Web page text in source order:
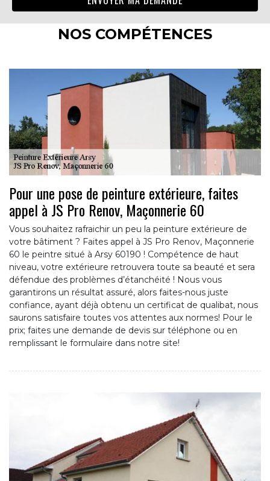
NOS COMPÉTENCES
Pour une pose de peinture extérieure, faites
appel à JS Pro Renov, Maçonnerie 60
Vous souhaitez rafraichir un peu la peinture extérieure de
votre bâtiment ? Faites appel à JS Pro Renov, Maçonnerie
60 le peintre situé à Arsy 60190 ! Compétence de haut
niveau, votre extérieure retrouvera toute sa beauté et sera
défendue des problèmes d’étanchéité ! Nous vous
garantirons un résultat assuré, alors faites-nous juste
confiance, ayant déjà obtenu un certificat de qualibat, nous
saurons satisfaire toutes vos attentes aux normes! Pour le
prix; faites une demande de devis sur téléphone ou en
remplissant le formulaire dans notre site!